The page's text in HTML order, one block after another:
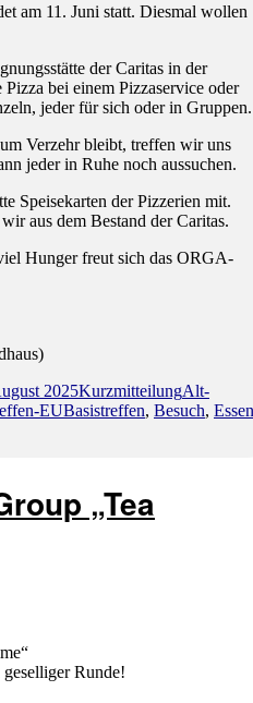
am 11. Juni statt. Diesmal wollen
der Caritas in der
bei einem Pizzaservice oder
jeder für sich oder in Gruppen.
Verzehr bleibt, treffen wir uns
jeder in Ruhe noch aussuchen.
Speisekarten der Pizzerien mit.
aus dem Bestand der Caritas.
Hunger freut sich das ORGA-
2025Format
KurzmitteilungAlt-
EUSchlagwörter
Basistreffen, Besuch, Essen
„Tea
Runde!